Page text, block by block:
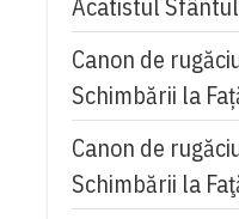
Acatistul
Canon de
Schimbării la
Canon de
Schimbării la